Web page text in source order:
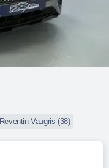
Reventin-Vaugris (38)